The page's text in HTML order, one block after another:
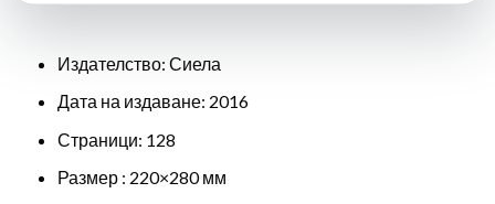
Издателство: Сиела
Дата на издаване: 2016
Страници: 128
Размер : 220×280 мм